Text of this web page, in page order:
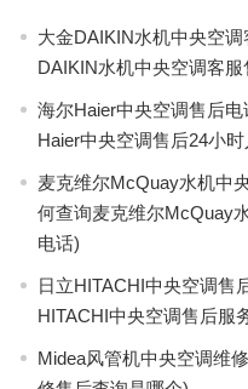
大金DAIKIN水机中央空
DAIKIN水机中央空调客
海尔Haier中央空调售后
Haier中央空调售后24小
麦克维尔McQuay水机中
何查询麦克维尔McQuay
电话)
日立HITACHI中央空调售
HITACHI中央空调售后服
Midea风管机中央空调维